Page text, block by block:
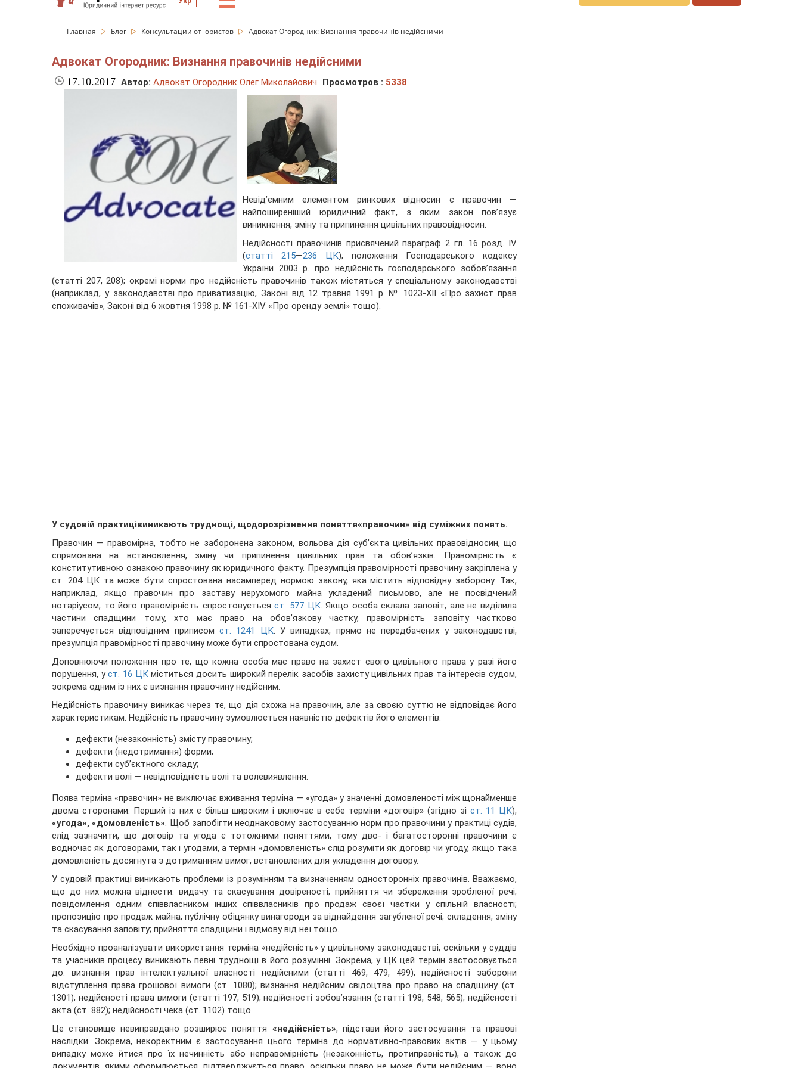
Главная Блог Консультации от юристов Адвокат Огородник: Визнання правочинів недійсними
Адвокат Огородник: Визнання правочинів недійсними
17.10.2017 Автор: Адвокат Огородник Олег Миколайович Просмотров : 5338
Невід’ємним елементом ринкових відносин є правочин —
найпоширеніший юридичний факт, з яким закон пов’язує
виникнення, зміну та припинення цивільних правовідносин.
Недійсності правочинів присвячений параграф 2 гл. 16 розд. IV
(статті 215—236 ЦК); положення Господарського кодексу
України 2003 р. про недійсність господарського зобов’язання
(статті 207, 208); окремі норми про недійсність правочинів також містяться у спеціальному законодавстві
(наприклад, у законодавстві про приватизацію, Законі від 12 травня 1991 р. № 1023-XII «Про захист прав
споживачів», Законі від 6 жовтня 1998 р. № 161-XIV «Про оренду землі» тощо).
Усудовій практицівиникають труднощі, щодорозрізнення поняття«правочин» від суміжних понять.
Правочин — правомірна, тобто не заборонена законом, вольова дія суб’єкта цивільних правовідносин, що
спрямована на встановлення, зміну чи припинення цивільних прав та обов’язків. Правомірність є
конститутивною ознакою правочину як юридичного факту. Презумпція правомірності правочину закріплена у
ст. 204 ЦК та може бути спростована насамперед нормою закону, яка містить відповідну заборону. Так,
наприклад, якщо правочин про заставу нерухомого майна укладений письмово, але не посвідчений
нотаріусом, то його правомірність спростовуєтьсяст. 577 ЦК. Якщо особа склала заповіт, але не виділила
частини спадщини тому, хто має право на обов’язкову частку, правомірність заповіту частково
заперечується відповідним приписом ст. 1241 ЦК. У випадках, прямо не передбачених у законодавстві,
презумпція правомірності правочину може бути спростована судом.
Доповнюючи положення про те, що кожна особа має право на захист свого цивільного права у разі його
порушення, уст. 16 ЦКміститься досить широкий перелік засобів захисту цивільних прав та інтересів судом,
зокрема одним із них є визнання правочину недійсним.
Недійсність правочину виникає через те, що дія схожа на правочин, але за своєю суттю не відповідає його
характеристикам. Недійсність правочину зумовлюється наявністю дефектів його елементів:
дефекти (незаконність) змісту правочину;
дефекти (недотримання) форми;
дефекти суб’єктного складу;
дефекти волі — невідповідність волі та волевиявлення.
Поява терміна «правочин» не виключає вживання терміна — «угода» у значенні домовленості між щонайменше
двома сторонами. Перший із них є більш широким і включає в себе терміни «договір» (згідно зі ст. 11 ЦК),
«угода», «домовленість». Щоб запобігти неоднаковому застосуванню норм про правочини у практиці судів,
слід зазначити, що договір та угода є тотожними поняттями, тому дво- і багатосторонні правочини є
водночас як договорами, так і угодами, а термін «домовленість» слід розуміти як договір чи угоду, якщо така
домовленість досягнута з дотриманням вимог, встановлених для укладення договору.
У судовій практиці виникають проблеми із розумінням та визначенням односторонніх правочинів. Вважаємо,
що до них можна віднести: видачу та скасування довіреності; прийняття чи збереження зробленої речі;
повідомлення одним співвласником інших співвласників про продаж своєї частки у спільній власності;
пропозицію про продаж майна; публічну обіцянку винагороди за віднайдення загубленої речі; складення, зміну
та скасування заповіту; прийняття спадщини і відмову від неї тощо.
Необхідно проаналізувати використання терміна «недійсність» у цивільному законодавстві, оскільки у суддів
та учасників процесу виникають певні труднощі в його розумінні. Зокрема, у ЦК цей термін застосовується
до: визнання прав інтелектуальної власності недійсними (статті 469, 479, 499); недійсності заборони
відступлення права грошової вимоги (ст. 1080); визнання недійсним свідоцтва про право на спадщину (ст.
1301); недійсності права вимоги (статті 197, 519); недійсності зобов’язання (статті 198, 548, 565); недійсності
акта (ст. 882); недійсності чека (ст. 1102) тощо.
Це становище невиправдано розширює поняття «недійсність», підстави його застосування та правові
наслідки. Зокрема, некоректним є застосування цього терміна до нормативно-правових актів — у цьому
випадку може йтися про їх нечинність або неправомірність (незаконність, протиправність), а також до